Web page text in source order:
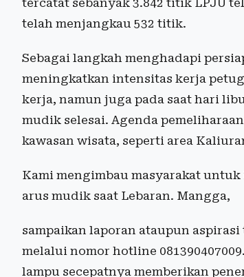
telah menjangkau 532 titik.
Sebagai langkah menghadapi
meningkatkan intensitas kerja
kerja, namun juga pada saat hari
mudik selesai. Agenda
kawasan wisata, seperti area
Kami mengimbau masyarakat
arus mudik saat Lebaran. Mangga,
sampaikan laporan ataupun
melalui nomor hotline
lampu secepatnya memberikan